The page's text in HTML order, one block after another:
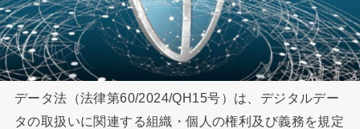
データ法（法律第60/2024/QH15号）は、デジタルデー
タの取扱いに関連する組織・個人の権利及び義務を規定